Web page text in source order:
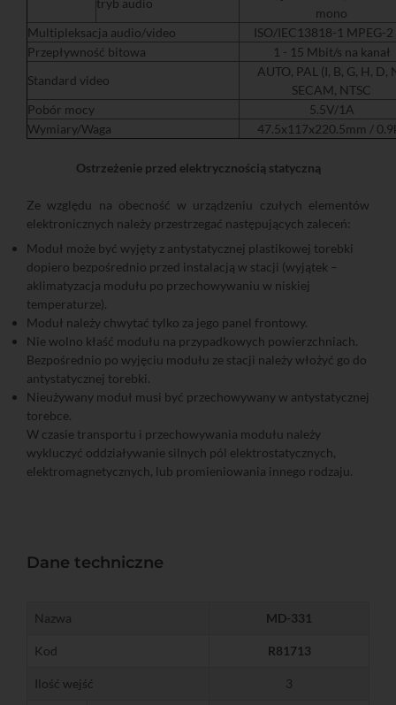
mono
Multipleksacja audio/video
ISO/IEC13818-1 MPEG-2
Przepływność bitowa
1 - 15 Mbit/s na kanał
Standard video
AUTO, PAL (I, B, G, H, D,
SECAM, NTSC
Pobór mocy
5.5V/1A
Wymiary/Waga
47.5x117x220.5mm /
Ostrzeżenie przed elektrycznością statyczną
Ze względu na obecność w urządzeniu czułych elementów
elektronicznych należy przestrzegać następujących zaleceń:
Moduł może być wyjęty z antystatycznej plastikowej torebki
dopiero bezpośrednio przed instalacją w stacji (wyjątek –
aklimatyzacja modułu po przechowywaniu w niskiej
temperaturze).
Moduł należy chwytać tylko za jego panel frontowy.
Nie wolno kłaść modułu na przypadkowych powierzchniach.
Bezpośrednio po wyjęciu modułu ze stacji należy włożyć go do
antystatycznej torebki.
Nieużywany moduł musi być przechowywany w antystatycznej
torebce.
W czasie transportu i przechowywania modułu należy
wykluczyć oddziaływanie silnych pól elektrostatycznych,
elektromagnetycznych, lub promieniowania innego rodzaju.
Dane techniczne
Nazwa MD-331
Kod R81713
Ilość wejść 3